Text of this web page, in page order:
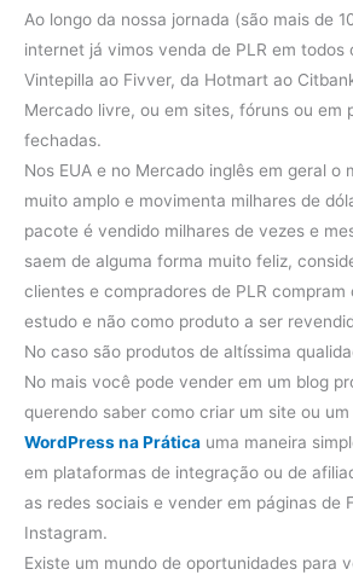
Ao longo da nossa jornada (são mais de
internet já vimos venda de PLR em todos
Vintepilla ao Fivver, da Hotmart ao
Mercado livre, ou em sites, fóruns ou em
fechadas.
Nos EUA e no Mercado inglês em geral o
muito amplo e movimenta milhares de
pacote é vendido milhares de vezes e
saem de alguma forma muito feliz,
clientes e compradores de PLR compram
estudo e não como produto a ser
No caso são produtos de altíssima
No mais você pode vender em um blog
querendo saber como criar um site ou
WordPress na Prática uma maneira
em plataformas de integração ou de
as redes sociais e vender em páginas de
Instagram.
Existe um mundo de oportunidades para